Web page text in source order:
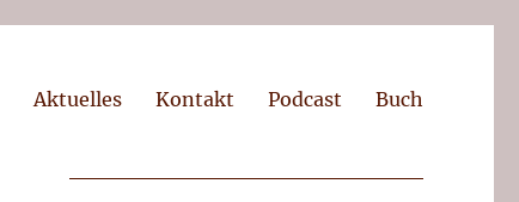
Aktuelles Kontakt Podcast Buch